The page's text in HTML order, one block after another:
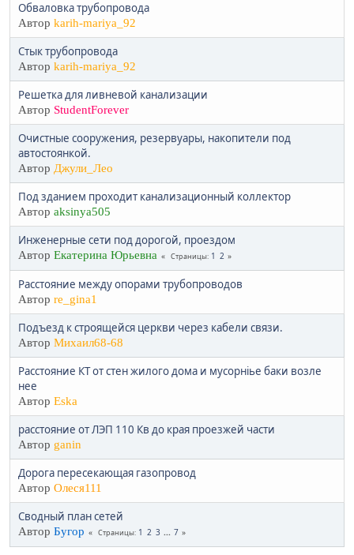
Обваловка трубопровода
Автор karih-mariya_92
Стык трубопровода
Автор karih-mariya_92
Решетка для ливневой канализации
Автор StudentForever
Очистные сооружения, резервуары, накопители под
автостоянкой.
Автор Джули_Лео
Под зданием проходит канализационный коллектор
Автор aksinya505
Инженерные сети под дорогой, проездом
Автор Екатерина Юрьевна Страницы 1 2
Расстояние между опорами трубопроводов
Автор re_gina1
Подъезд к строящейся церкви через кабели связи.
Автор Михаил68-68
Расстояние КТ от стен жилого дома и мусорніье баки возле
нее
Автор Eska
расстояние от ЛЭП 110 Кв до края проезжей части
Автор ganin
Дорога пересекающая газопровод
Автор Олеся111
Сводный план сетей
Автор Бугор Страницы 1 2 3 ... 7